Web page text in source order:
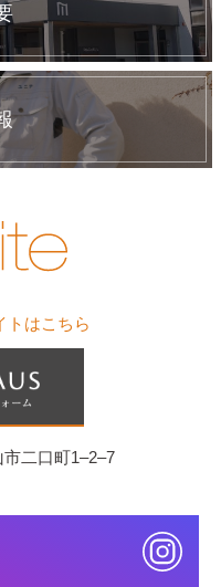
トはこちら
二口町1‒2‒7